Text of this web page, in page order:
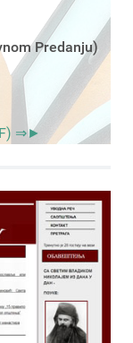
Predanju)
⇒►